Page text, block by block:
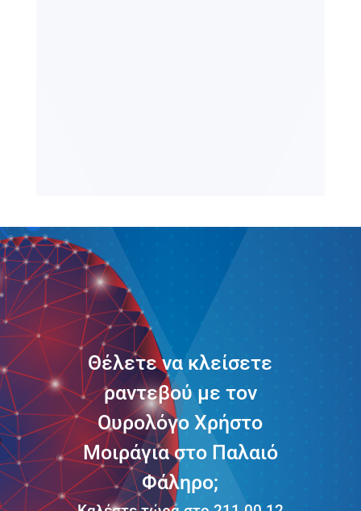
Θέλετε να κλείσετε
ραντεβού με τον
Ουρολόγο Χρήστο
Μοιράγια στο Παλαιό
Φάληρο;